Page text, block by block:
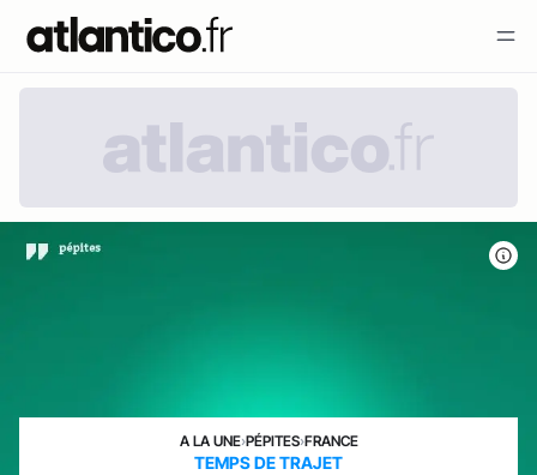
A LA UNE›PÉPITES›FRANCE
TEMPS DE TRAJET